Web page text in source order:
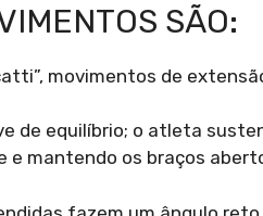
SÃO:
movimentos de
de equilíbrio; o atleta
mantendo os braços